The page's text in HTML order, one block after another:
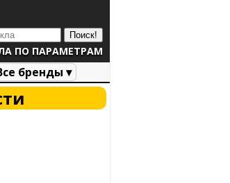
ПО ПАРАМЕТРАМ
бренды ▾